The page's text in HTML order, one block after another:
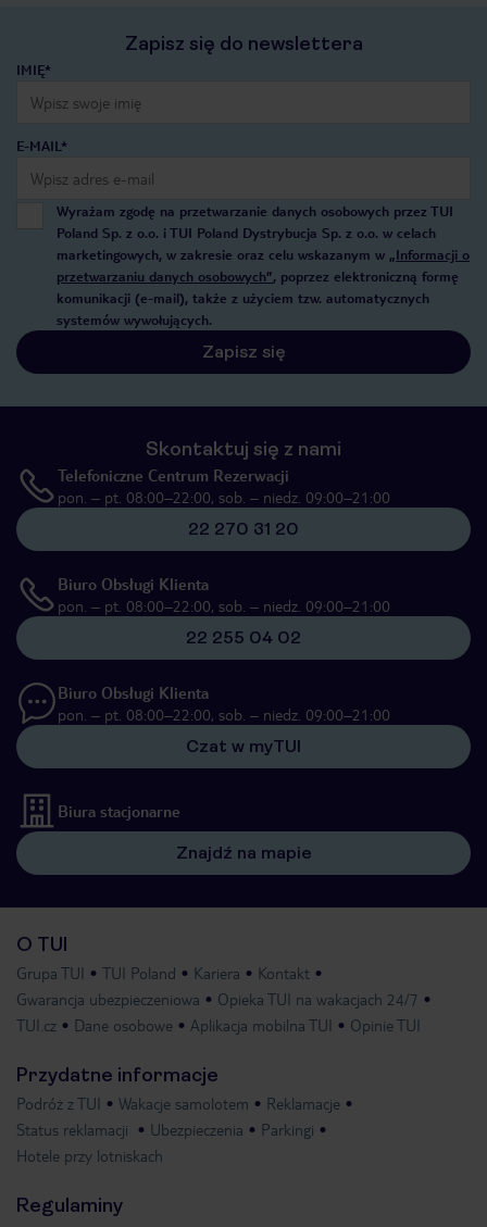
Zapisz się do newslettera
IMIĘ*
E-MAIL*
Wyrażam zgodę na przetwarzanie danych osobowych przez TUI
Poland Sp. z o.o. i TUI Poland Dystrybucja Sp. z o.o. w celach
marketingowych, w zakresie oraz celu wskazanym w „Informacji o
przetwarzaniu danych osobowych”, poprzez elektroniczną formę
komunikacji (e-mail), także z użyciem tzw. automatycznych
systemów wywołujących.
Zapisz się
Skontaktuj się z nami
Telefoniczne Centrum Rezerwacji
pon. – pt. 08:00–22:00, sob. – niedz. 09:00–21:00
22 270 31 20
Biuro Obsługi Klienta
pon. – pt. 08:00–22:00, sob. – niedz. 09:00–21:00
22 255 04 02
Biuro Obsługi Klienta
pon. – pt. 08:00–22:00, sob. – niedz. 09:00–21:00
Czat w myTUI
Biura stacjonarne
Znajdź na mapie
O TUI
Grupa TUI TUI Poland Kariera
Kontakt
Gwarancja ubezpieczeniowa
Opieka TUI na wakacjach 24/7
TUI.cz
Dane osobowe Aplikacja mobilna TUI Opinie TUI
Przydatne informacje
Podróż z TUI Wakacje samolotem
Reklamacje
Status reklamacji
Ubezpieczenia
Parkingi
Hotele przy lotniskach
Regulaminy